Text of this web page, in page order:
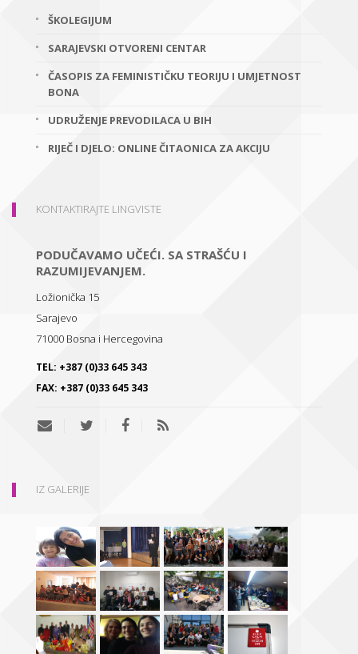
ŠKOLEGIJUM
SARAJEVSKI OTVORENI CENTAR
ČASOPIS ZA FEMINISTIČKU TEORIJU I UMJETNOST
BONA
UDRUŽENJE PREVODILACA U BIH
RIJEČ I DJELO: ONLINE ČITAONICA ZA AKCIJU
KONTAKTIRAJTE LINGVISTE
PODUČAVAMO UČEĆI. SA STRAŠĆU I
RAZUMIJEVANJEM.
Ložionička 15
Sarajevo
71000 Bosna i Hercegovina
TEL: +387 (0)33 645 343
FAX: +387 (0)33 645 343
IZ GALERIJE